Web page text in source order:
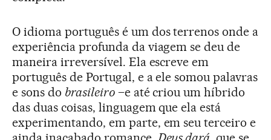
O idioma português é um dos terrenos onde a
experiência profunda da viagem se deu de
maneira irreversível. Ela escreve em
português de Portugal, e a ele somou palavras
e sons do brasileiro–e até criou um híbrido
das duas coisas, linguagem que ela está
experimentando, em parte, em seu terceiro e